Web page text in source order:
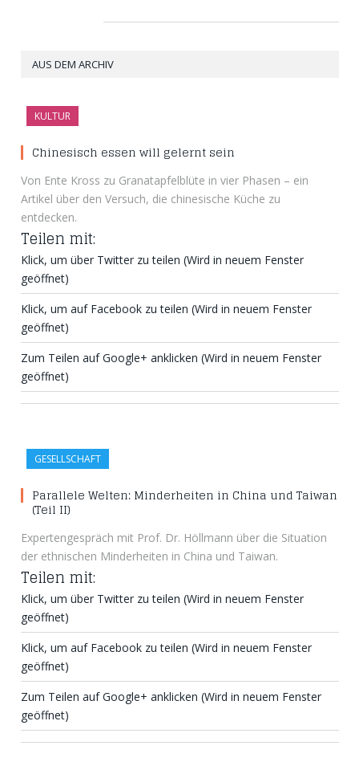
AUS DEM ARCHIV
KULTUR
Chinesisch essen will gelernt sein
Von Ente Kross zu Granatapfelblüte in vier Phasen – ein
Artikel über den Versuch, die chinesische Küche zu
entdecken.
Teilen mit:
Klick, um über Twitter zu teilen (Wird in neuem Fenster
geöffnet)
Klick, um auf Facebook zu teilen (Wird in neuem Fenster
geöffnet)
Zum Teilen auf Google+ anklicken (Wird in neuem Fenster
geöffnet)
GESELLSCHAFT
Parallele Welten: Minderheiten in China und Taiwan
(Teil II)
Expertengespräch mit Prof. Dr. Höllmann über die Situation
der ethnischen Minderheiten in China und Taiwan.
Teilen mit:
Klick, um über Twitter zu teilen (Wird in neuem Fenster
geöffnet)
Klick, um auf Facebook zu teilen (Wird in neuem Fenster
geöffnet)
Zum Teilen auf Google+ anklicken (Wird in neuem Fenster
geöffnet)